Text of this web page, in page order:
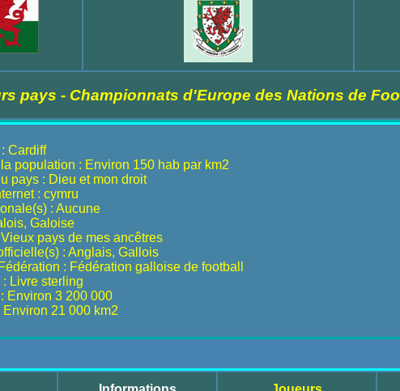
pays - Championnats d'Europe des Nations de
Cardiff
population : Environ 150 hab par km2
pays : Dieu et mon droit
: cymru
: Aucune
Galoise
pays de mes ancêtres
: Anglais, Gallois
: Fédération galloise de football
: Livre sterling
Environ 3 200 000
21 000 km2